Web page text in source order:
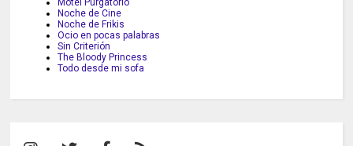
Motel Purgatorio
Noche de Cine
Noche de Frikis
Ocio en pocas palabras
Sin Criterión
The Bloody Princess
Todo desde mi sofa